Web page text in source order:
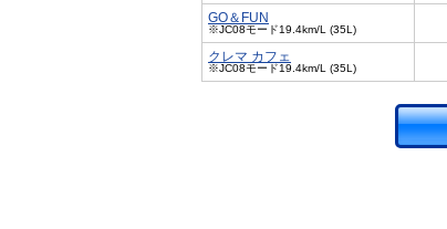
GO＆FUN
※JC08モード19.4km/L (35L)
クレマ カフェ
※JC08モード19.4km/L (35L)